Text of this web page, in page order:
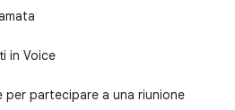
in Voice
per partecipare a una riunione